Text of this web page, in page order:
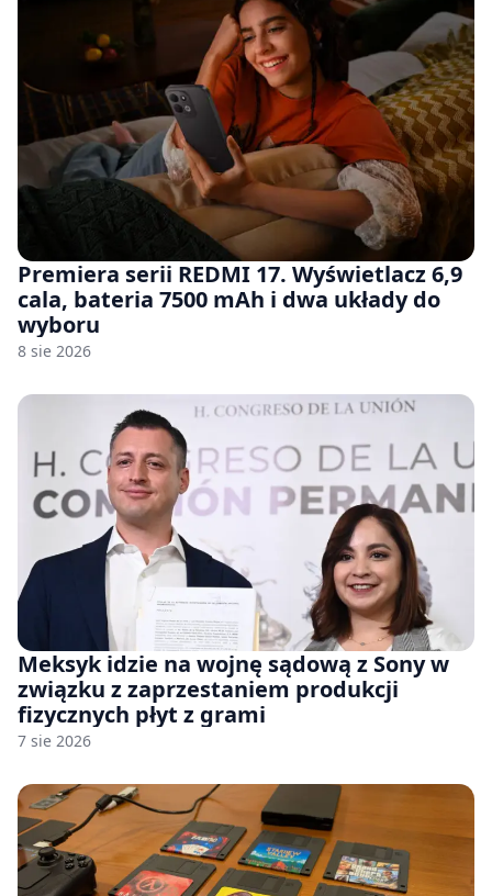
Premiera serii REDMI 17. Wyświetlacz 6,9
cala, bateria 7500 mAh i dwa układy do
wyboru
8 sie 2026
Meksyk idzie na wojnę sądową z Sony w
związku z zaprzestaniem produkcji
fizycznych płyt z grami
7 sie 2026